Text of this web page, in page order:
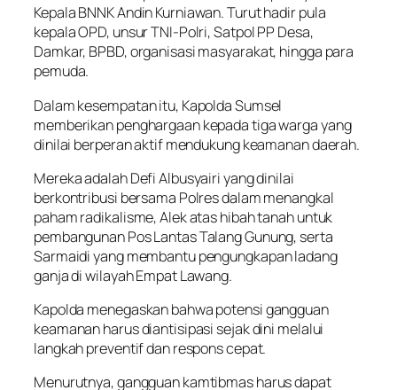
Kepala BNNK Andin Kurniawan. Turut hadir pula
kepala OPD, unsur TNI-Polri, Satpol PP Desa,
Damkar, BPBD, organisasi masyarakat, hingga para
pemuda.
Dalam kesempatan itu, Kapolda Sumsel
memberikan penghargaan kepada tiga warga yang
dinilai berperan aktif mendukung keamanan daerah.
Mereka adalah Defi Albusyairi yang dinilai
berkontribusi bersama Polres dalam menangkal
paham radikalisme, Alek atas hibah tanah untuk
pembangunan Pos Lantas Talang Gunung, serta
Sarmaidi yang membantu pengungkapan ladang
ganja di wilayah Empat Lawang.
Kapolda menegaskan bahwa potensi gangguan
keamanan harus diantisipasi sejak dini melalui
langkah preventif dan respons cepat.
Menurutnya, gangguan kamtibmas harus dapat